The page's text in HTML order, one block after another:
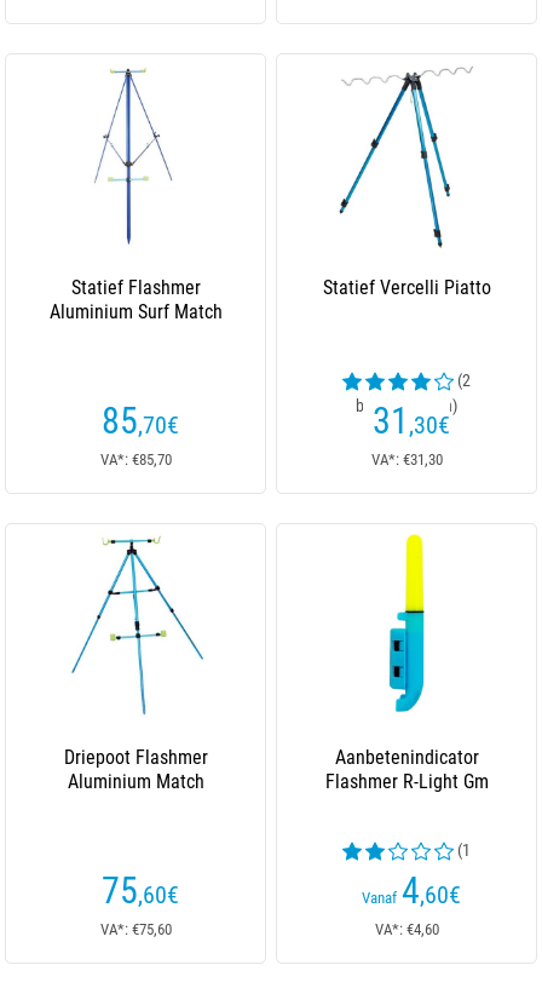
Statief Flashmer
Aluminium Surf Match
85,70€
VA*: €85,70
Statief Vercelli Piatto
(2
beoordelingen)
31 ,30€
VA*: €31,30
Driepoot Flashmer
Aluminium Match
75,60€
VA*: €75,60
Aanbetenindicator
Flashmer R-Light Gm
(1
beoordelingen)
Vanaf 4,60€
VA*: €4,60